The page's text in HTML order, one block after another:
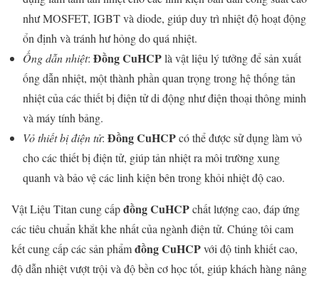
như MOSFET, IGBT và diode, giúp duy trì nhiệt độ hoạt động
ổn định và tránh hư hỏng do quá nhiệt.
Ống dẫn nhiệt: Đồng CuHCPlà vật liệu lý tưởng để sản xuất
ống dẫn nhiệt, một thành phần quan trọng trong hệ thống tản
nhiệt của các thiết bị điện tử di động như điện thoại thông minh
và máy tính bảng.
Vỏ thiết bị điện tử: Đồng CuHCPcó thể được sử dụng làm vỏ
cho các thiết bị điện tử, giúp tản nhiệt ra môi trường xung
quanh và bảo vệ các linh kiện bên trong khỏi nhiệt độ cao.
Vật Liệu Titan cung cấpđồng CuHCPchất lượng cao, đáp ứng
các tiêu chuẩn khắt khe nhất của ngành điện tử. Chúng tôi cam
kết cung cấp các sản phẩmđồng CuHCPvới độ tinh khiết cao,
độ dẫn nhiệt vượt trội và độ bền cơ học tốt, giúp khách hàng nâng